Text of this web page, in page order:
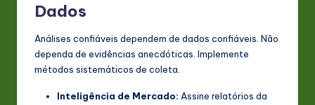
Dados
Análises confiáveis dependem de dados confiáveis. Não
dependa de evidências anecdóticas. Implemente
métodos sistemáticos de coleta.
Inteligência de Mercado: Assine relatórios da